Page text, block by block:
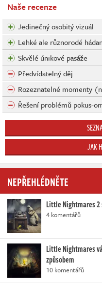
Naše recenze
Jedinečný osobitý vizuál
Lehké ale různorodé
Skvělé únikové pasáže
Předvídatelný děj
Rozeznatelné momenty
Řešení problémů pokus-
JAK
NEPŘEHLÉDNĚTE
Little Nightmares 2
4 komentářů
Little Nightmares
způsobem
10 komentářů